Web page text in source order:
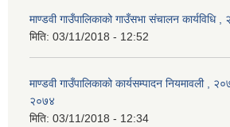
माण्डवी गाउँपालिकाको गाउँसभा संचालन कार्यविधि ,
मिति: 03/11/2018 - 12:52
माण्डवी गाउँपालिकाको कार्यसम्पादन नियमावली ,
२०७४
मिति: 03/11/2018 - 12:34